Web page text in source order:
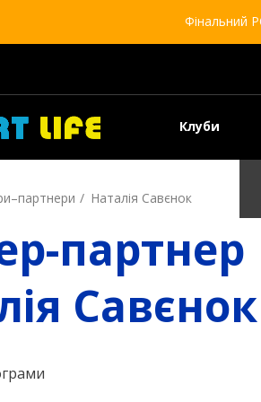
Фінальний
Клуби
Наталія Савєнок
партнер
Савєнок